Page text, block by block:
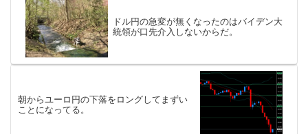
ドル円の急変が無くなったのはバイデン大
統領が口先介入しないからだ。
朝からユーロ円の下落をロングしてまずい
ことになってる。